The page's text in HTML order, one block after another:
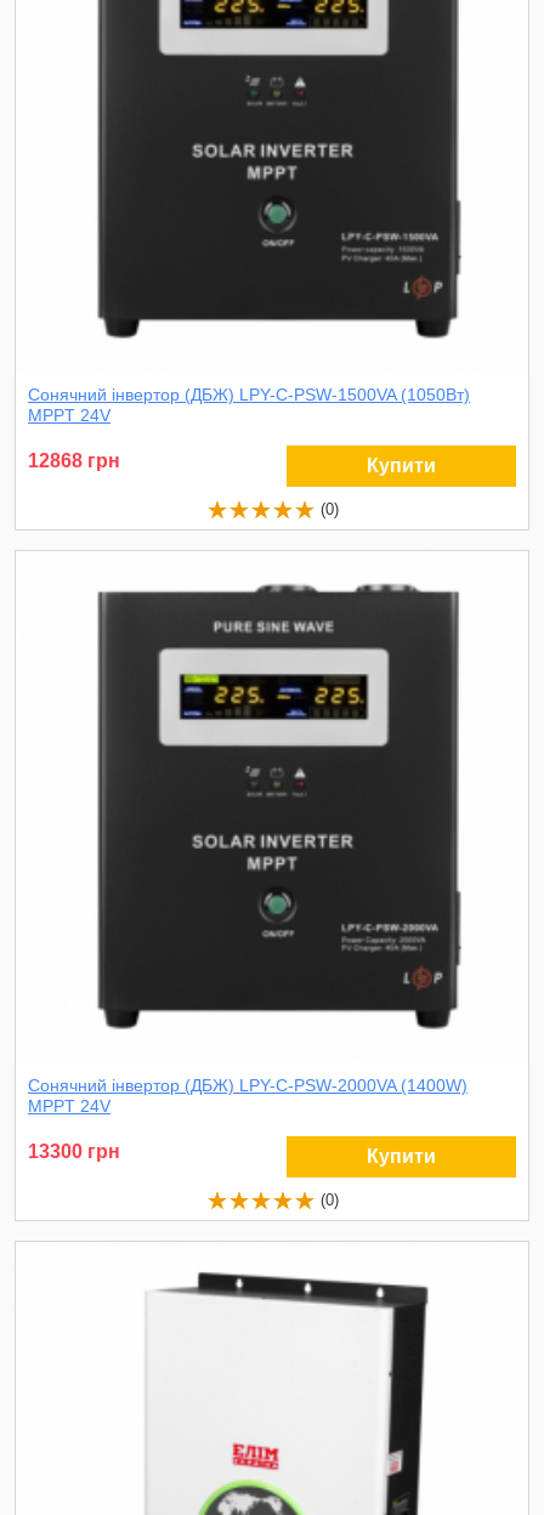
Сонячний інвертор (ДБЖ) LPY-С-PSW-1500VA (1050Вт)
MPPT 24V
12868 грн Купити
(0)
Сонячний інвертор (ДБЖ) LPY-C-PSW-2000VA (1400W)
MPPT 24V
13300 грн Купити
(0)